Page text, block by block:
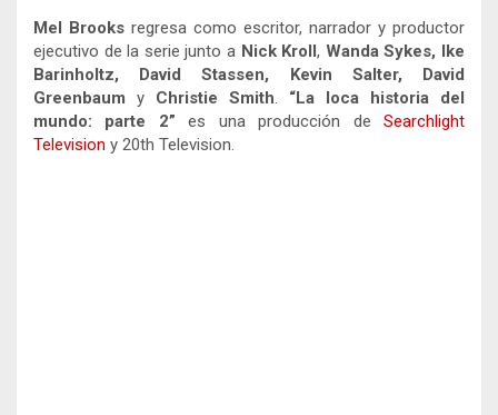
Mel Brooks regresa como escritor, narrador y productor
ejecutivo de la serie junto a Nick Kroll, Wanda Sykes, Ike
Barinholtz, David Stassen, Kevin Salter, David
Greenbaum y Christie Smith. “La loca historia del
mundo: parte 2” es una producción deSearchlight
Television y 20th Television.